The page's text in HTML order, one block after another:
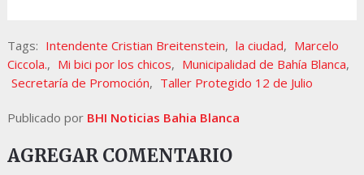
Tags: Intendente Cristian Breitenstein, la ciudad, Marcelo
Ciccola., Mi bici por los chicos, Municipalidad de Bahía Blanca,
Secretaría de Promoción, Taller Protegido 12 de Julio
Publicado por BHI Noticias Bahia Blanca
AGREGAR COMENTARIO